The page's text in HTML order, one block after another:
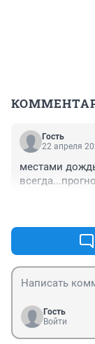
Гость
22 апреля
местами
Гость
Войти